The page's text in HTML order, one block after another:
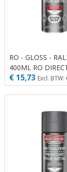
RO - GLOSS -
400ML RO
ROEST
€ 15,73 Excl.